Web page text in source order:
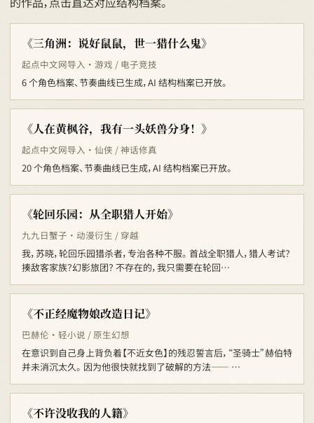
《三角洲：说好鼠鼠，世一猎什么鬼》
起点中文网导入 · 游戏 / 电子竞技
6 个角色档案、节奏曲线已生成，AI 结构档案已开放。
《人在黄枫谷，我有一头妖兽分身！》
起点中文网导入 · 仙侠 / 神话修真
20 个角色档案、节奏曲线已生成，AI 结构档案已开放。
《轮回乐园：从全职猎人开始》
九九日蟹子 · 动漫衍生 / 穿越
我，苏晓，轮回乐园猎杀者，专治各种不服。 首战全职猎人，猎人考试？
揍敌客家族？幻影旅团？ 不存在的，我只需要在轮回…
《不正经魔物娘改造日记》
巴赫伦 · 轻小说 / 原生幻想
在意识到自己身上背负着【不近女色】的残忍誓言后，“圣骑士”赫伯特
并未消沉太久。 因为他很快就找到了破解的方法—— …
《不许没收我的人籍》